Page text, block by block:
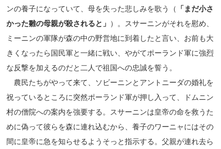
ンの養子になっていて、母を失った悲しみを歌う（
「まだ小さ
かった雛の母親が殺されると」 ）。スサーニンがそれを慰め、
ミーニンの軍隊が森の中の野営地に到着したと言い、お前も大
きくなったら国民軍と一緒に戦い、やがてポーランド軍に強烈
な反撃を加えるのだと二人で祖国への忠誠を誓う。
農民たちがやって来て、ソビーニンとアントニーダの婚礼を
祝っているところに突然ポーランド軍が押し入って、ドムニン
村の僧院への案内を強要する。スサーニンは皇帝の命を救うた
めに偽って彼らを森に連れ込むから、養子のワーニャにはその
間に皇帝に急を知らせるようそっと指示する。父親が連れ去ら